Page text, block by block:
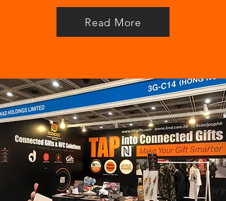
Read More